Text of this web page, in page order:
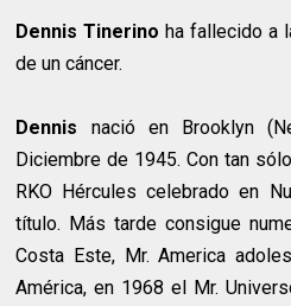
Dennis Tinerino ha fallecido a
de un cáncer.
Dennis nació en Brooklyn
Diciembre de 1945. Con tan
RKO Hércules celebrado en
título. Más tarde consigue
Costa Este, Mr. America
América, en 1968 el Mr.